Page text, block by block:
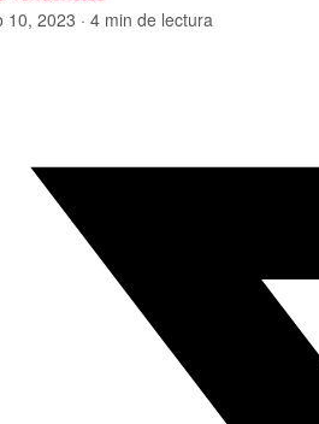
10, 2023 · 4 min de lectura